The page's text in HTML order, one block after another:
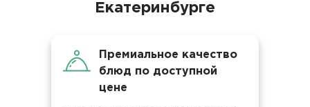
Екатеринбурге
Премиальное качество
блюд по доступной
цене